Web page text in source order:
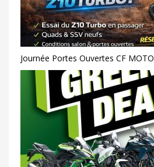
Journée Portes Ouvertes CF MOTO